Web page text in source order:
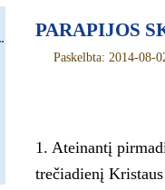
PARAPIJOS
Paskelbta: 2014-08-
1. Ateinantį
trečiadienį